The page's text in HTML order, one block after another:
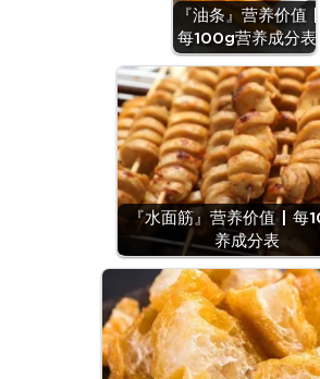
『油条』营养价值 |
每100g营养成分表
『水面筋』营养价值 | 每
养成分表